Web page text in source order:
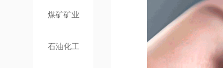
煤矿矿业
石油化工